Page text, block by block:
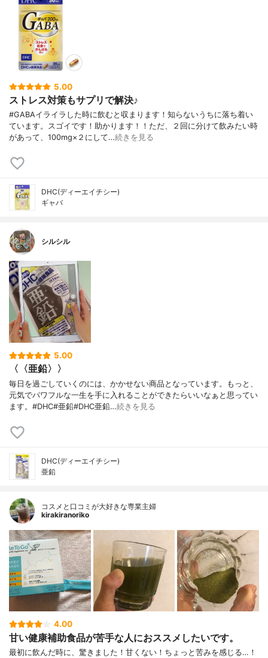
5.00
ストレス対策もサプリで解決♪
#GABAイライラした時に飲むと収まります！知らないうちに落ち着い
ています。スゴイです！助かります！！ただ、２回に分けて飲みたい時
があって、100mg×２にして…続きを見る
DHC(ディーエイチシー)
ギャバ
シルシル
5.00
〈〈亜鉛〉〉
毎日を過ごしていくのには、かかせない商品となっています。もっと、
元気でパワフルな一生を手に入れることができたらいいなぁと思ってい
ます。#DHC#亜鉛#DHC亜鉛…続きを見る
DHC(ディーエイチシー)
亜鉛
コスメと口コミが大好きな専業主婦
kirakiranoriko
4.00
甘い健康補助食品が苦手な人におススメしたいです。
最初に飲んだ時に、驚きました！甘くない！ちょっと苦みを感じる…！